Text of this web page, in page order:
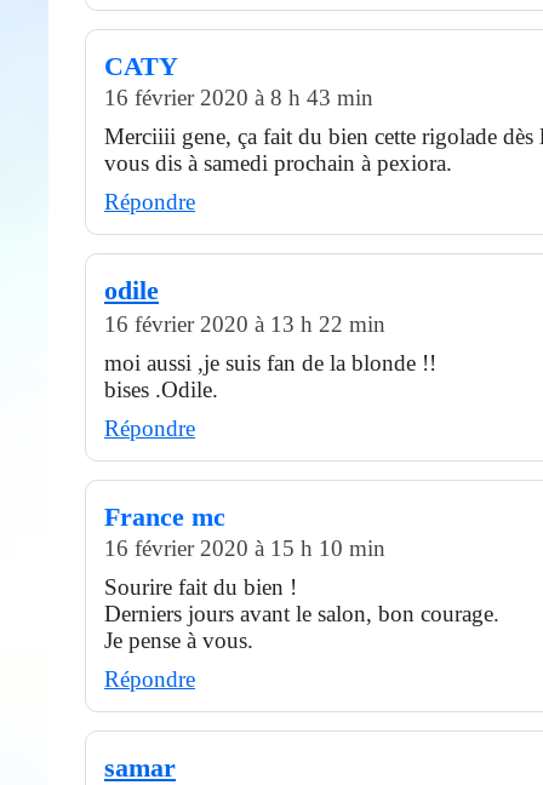
CATY
16 février 2020 à 8 h 43 min
Merciiii gene, ça fait du bien cette rigolade dès
vous dis à samedi prochain à pexiora.
Répondre
odile
16 février 2020 à 13 h 22 min
moi aussi ,je suis fan de la blonde !!
bises .Odile.
Répondre
France mc
16 février 2020 à 15 h 10 min
Sourire fait du bien !
Derniers jours avant le salon, bon courage.
Je pense à vous.
Répondre
samar